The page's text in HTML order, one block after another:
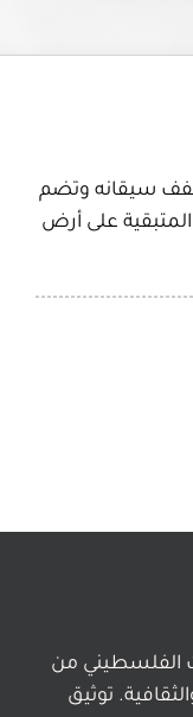
سيقانه وتضم
على أرض
الفلسطيني من
توثيق